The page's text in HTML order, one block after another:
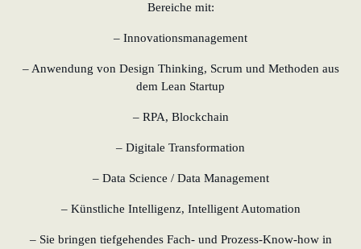
Bereiche mit:
– Innovationsmanagement
– Anwendung von Design Thinking, Scrum und Methoden aus
dem Lean Startup
– RPA, Blockchain
– Digitale Transformation
– Data Science / Data Management
– Künstliche Intelligenz, Intelligent Automation
– Sie bringen tiefgehendes Fach- und Prozess-Know-how in